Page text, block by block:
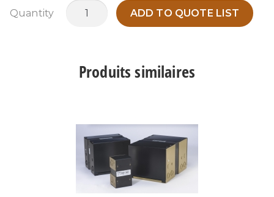
Quantity
quantité
ADD TO QUOTE LIST
Produits similaires